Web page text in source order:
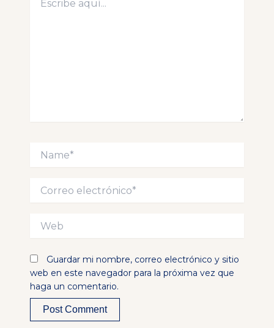
aquí...
electrónico*
Guardar mi nombre, correo electrónico y sitio
web en este navegador para la próxima vez que
haga un comentario.